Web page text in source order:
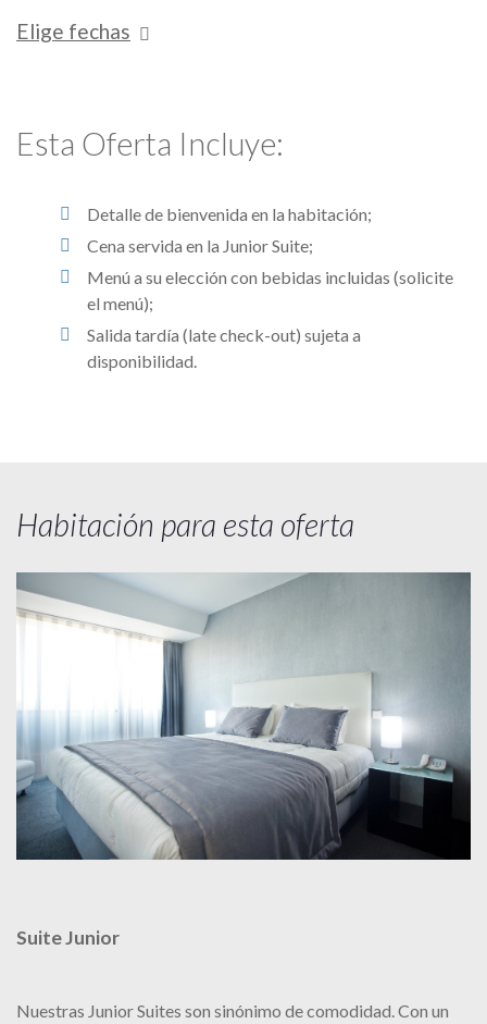
Elige fechas
Esta Oferta Incluye:
Detalle de bienvenida en la habitación;
Cena servida en la Junior Suite;
Menú a su elección con bebidas incluidas (solicite
el menú);
Salida tardía (late check-out) sujeta a
disponibilidad.
Habitación para esta oferta
Suite Junior
Nuestras Junior Suites son sinónimo de comodidad. Con un